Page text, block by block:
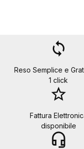
loop
Reso Semplice e
1 click
star_border
Fattura
disponibile
headset_mic